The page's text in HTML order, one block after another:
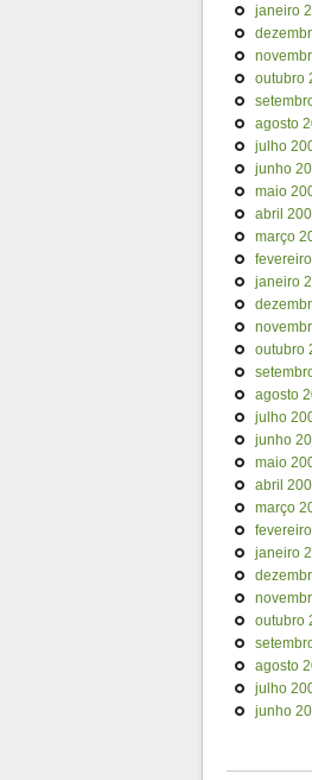
janeiro
outubro
agosto
julho
junho
maio
abril
março
janeiro
outubro
agosto
julho
junho
maio
abril
março
janeiro
outubro
agosto
julho
junho